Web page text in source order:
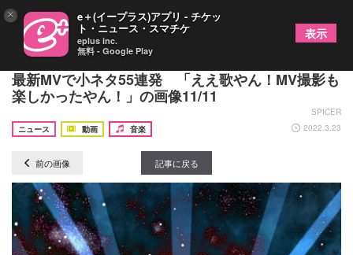
ハリウッドザコシショウ、ザ・リーサルウェポンズ
最新MVで小ネタ55連発 「ええ歌やん！MV撮影も
楽しかったやん！」の画像11/11
SPICER
ニュース
動画 音楽 2022.3.23
前の画像 記事に戻る
× e＋(イープラス)アプリ - チケッ
ト・ニュース・スマチケ
eplus inc.
無料 - Google Play
表示